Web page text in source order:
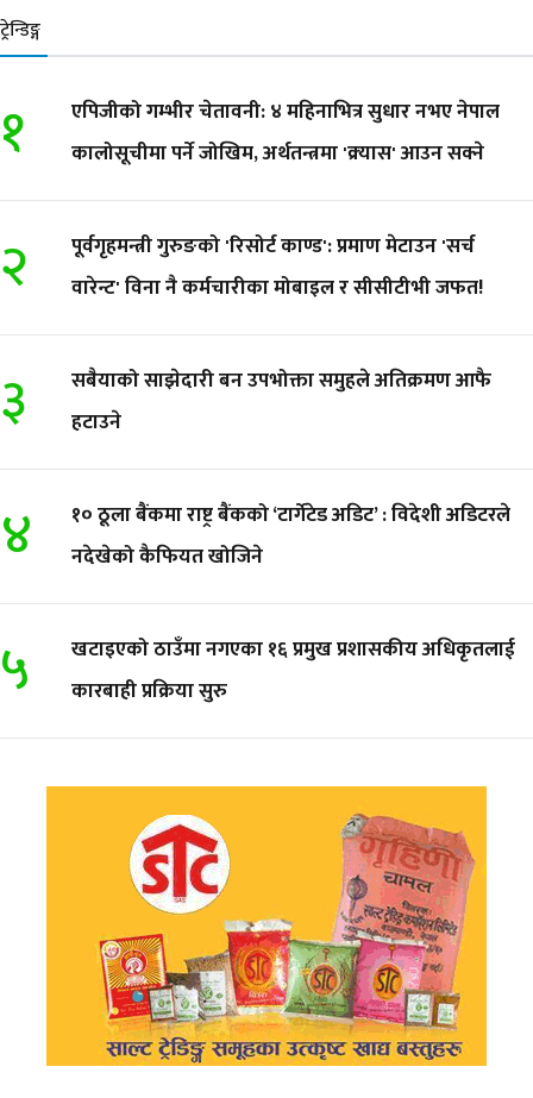
ट्रेन्डिङ्ग
१
एपिजीको गम्भीर चेतावनी: ४ महिनाभित्र सुधार नभए नेपाल
कालोसूचीमा पर्ने जोखिम, अर्थतन्त्रमा 'क्र्यास' आउन सक्ने
२
पूर्वगृहमन्त्री गुरुङको 'रिसोर्ट काण्ड': प्रमाण मेटाउन 'सर्च
वारेन्ट' विना नै कर्मचारीका मोबाइल र सीसीटीभी जफत!
३
सबैयाको साझेदारी बन उपभोक्ता समुहले अतिक्रमण आफै
हटाउने
४
१० ठूला बैंकमा राष्ट्र बैंकको ‘टार्गेटेड अडिट’ : विदेशी अडिटरले
नदेखेको कैफियत खोजिने
५
खटाइएको ठाउँमा नगएका १६ प्रमुख प्रशासकीय अधिकृतलाई
कारबाही प्रक्रिया सुरु